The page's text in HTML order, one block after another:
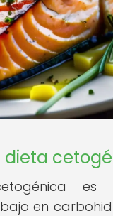
dieta
en